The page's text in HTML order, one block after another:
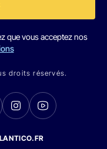
que vous acceptez nos
droits réservés.